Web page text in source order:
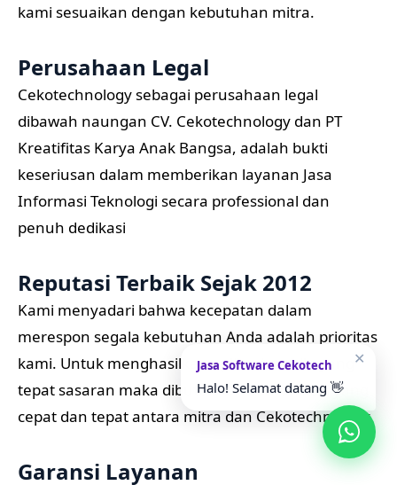
kami sesuaikan dengan kebutuhan mitra.
Perusahaan Legal
Cekotechnology sebagai perusahaan legal
dibawah naungan CV. Cekotechnology dan PT
Kreatifitas Karya Anak Bangsa, adalah bukti
keseriusan dalam memberikan layanan Jasa
Informasi Teknologi secara professional dan
penuh dedikasi
Reputasi Terbaik Sejak 2012
Kami menyadari bahwa kecepatan dalam
merespon segala kebutuhan Anda adalah prioritas
kami. Untuk menghasilkan aplikasi mobile yang
tepat sasaran maka dibutuhkan komunikasi yang
cepat dan tepat antara mitra dan Cekotechnology
Garansi Layanan
✕
Jasa Software Cekotech
Halo! Selamat datang 👋